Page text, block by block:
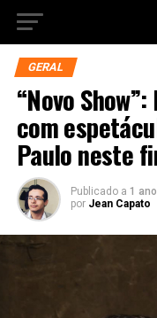
GERAL
“Novo
com
Paulo neste
Publicado a 1
por Jean Capato